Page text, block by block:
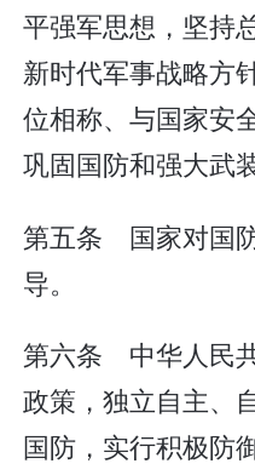
平强军思想，坚持
新时代军事战略方
位相称、与国家安
巩固国防和强大武
第五条 国家对国
导。
第六条 中华人民
政策，独立自主、
国防，实行积极防